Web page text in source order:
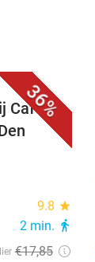
36%
Café
9.8 star
2 min. directions_walk
€17,85